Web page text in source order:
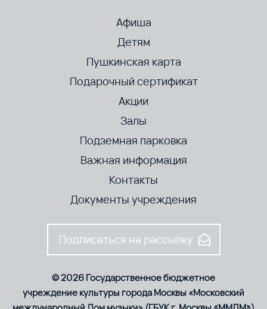
Афиша
Детям
Пушкинская карта
Подарочный сертификат
Акции
Залы
Подземная парковка
Важная информация
Контакты
Документы учреждения
Подписаться на рассылку
© 2026 Государственное бюджетное
учреждение культуры города Москвы «Московский